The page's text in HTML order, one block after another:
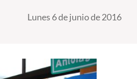
Lunes 6 de junio de 2016